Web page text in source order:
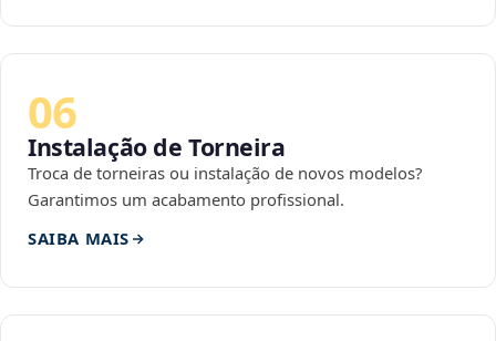
06
Instalação de Torneira
Troca de torneiras ou instalação de novos modelos?
Garantimos um acabamento profissional.
SAIBA MAIS